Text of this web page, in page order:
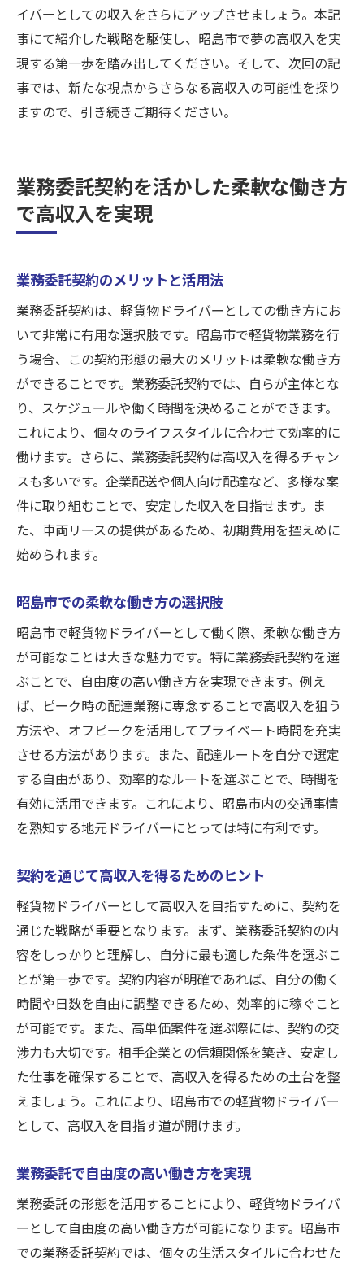
イバーとしての収入をさらにアップさせましょう。本記
事にて紹介した戦略を駆使し、昭島市で夢の高収入を実
現する第一歩を踏み出してください。そして、次回の記
事では、新たな視点からさらなる高収入の可能性を探り
ますので、引き続きご期待ください。
業務委託契約を活かした柔軟な働き方
で高収入を実現
業務委託契約のメリットと活用法
業務委託契約は、軽貨物ドライバーとしての働き方にお
いて非常に有用な選択肢です。昭島市で軽貨物業務を行
う場合、この契約形態の最大のメリットは柔軟な働き方
ができることです。業務委託契約では、自らが主体とな
り、スケジュールや働く時間を決めることができます。
これにより、個々のライフスタイルに合わせて効率的に
働けます。さらに、業務委託契約は高収入を得るチャン
スも多いです。企業配送や個人向け配達など、多様な案
件に取り組むことで、安定した収入を目指せます。ま
た、車両リースの提供があるため、初期費用を控えめに
始められます。
昭島市での柔軟な働き方の選択肢
昭島市で軽貨物ドライバーとして働く際、柔軟な働き方
が可能なことは大きな魅力です。特に業務委託契約を選
ぶことで、自由度の高い働き方を実現できます。例え
ば、ピーク時の配達業務に専念することで高収入を狙う
方法や、オフピークを活用してプライベート時間を充実
させる方法があります。また、配達ルートを自分で選定
する自由があり、効率的なルートを選ぶことで、時間を
有効に活用できます。これにより、昭島市内の交通事情
を熟知する地元ドライバーにとっては特に有利です。
契約を通じて高収入を得るためのヒント
軽貨物ドライバーとして高収入を目指すために、契約を
通じた戦略が重要となります。まず、業務委託契約の内
容をしっかりと理解し、自分に最も適した条件を選ぶこ
とが第一歩です。契約内容が明確であれば、自分の働く
時間や日数を自由に調整できるため、効率的に稼ぐこと
が可能です。また、高単価案件を選ぶ際には、契約の交
渉力も大切です。相手企業との信頼関係を築き、安定し
た仕事を確保することで、高収入を得るための土台を整
えましょう。これにより、昭島市での軽貨物ドライバー
として、高収入を目指す道が開けます。
業務委託で自由度の高い働き方を実現
業務委託の形態を活用することにより、軽貨物ドライバ
ーとして自由度の高い働き方が可能になります。昭島市
での業務委託契約では、個々の生活スタイルに合わせた